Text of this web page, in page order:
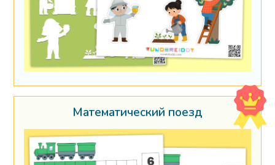
Математический поезд